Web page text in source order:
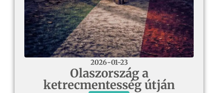
2026-01-23
Olaszország a
ketrecmentesség útján